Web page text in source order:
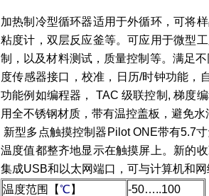
加热制冷型循环器适用于外循环，可将
粘度计，双层反应釜等。可应用于微型
制，以及材料测试，质量控制等。满足
度传感器接口，校准，日历/时钟功能，
功能例如编程器， TAC 级联控制, 梯度
用全不锈钢材质，带有温控盖板，避免
新型多点触摸控制器Pilot ONE带有5.7
温度值都整齐地显示在触摸屏上。新的
集成USB和以太网端口，可与计算机和
温度范围【℃ 】
-50…..100